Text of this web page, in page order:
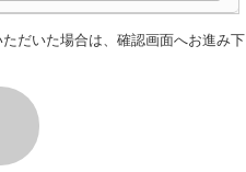
だいた場合は、確認画面へお進み下